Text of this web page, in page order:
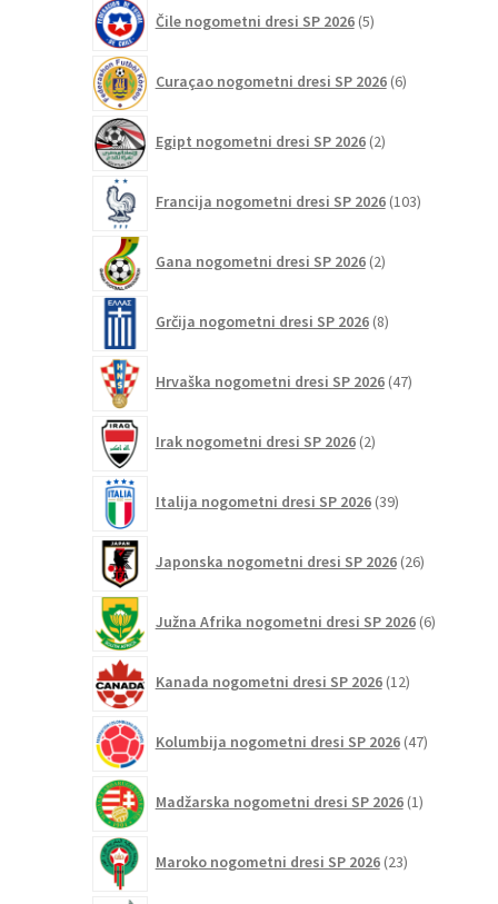
Čile nogometni dresi SP 2026 5izdelkov
Curaçao nogometni dresi SP 2026 6izdelkov
Egipt nogometni dresi SP 2026 2izdelka
Francija nogometni dresi SP 2026 103izdelki
Gana nogometni dresi SP 2026 2izdelka
Grčija nogometni dresi SP 2026 8izdelkov
Hrvaška nogometni dresi SP 2026 47izdelkov
Irak nogometni dresi SP 2026 2izdelka
Italija nogometni dresi SP 2026 39izdelkov
Japonska nogometni dresi SP 2026 26izdelkov
Južna Afrika nogometni dresi SP 2026 6izdelkov
Kanada nogometni dresi SP 2026 12izdelkov
Kolumbija nogometni dresi SP 2026 47izdelkov
Madžarska nogometni dresi SP 2026 1izdelek
Maroko nogometni dresi SP 2026 23izdelkov